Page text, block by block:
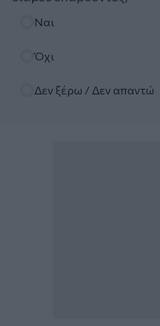
Ναι
Όχι
Δεν ξέρω / Δεν απαντώ